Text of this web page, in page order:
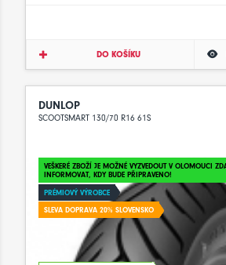
DO KOŠÍKU
DUNLOP
SCOOTSMART 130/70 R16 61S
VEŠKERÉ ZBOŽÍ JE MOŽNÉ VYZVEDOUT V OLOMOUCI
INFORMOVAT, KDY BUDE PŘIPRAVENO!
PRÉMIOVÝ VÝROBCE
SLEVA DOPRAVA 20% SLOVENSKO